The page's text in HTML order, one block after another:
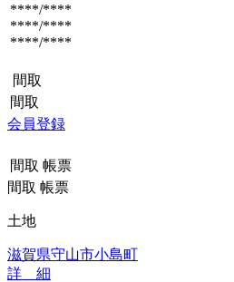
****/****
****/****
****/****
間取
間取
会員登録
間取 帳票
間取 帳票
土地
滋賀県守山市小島町
詳 細